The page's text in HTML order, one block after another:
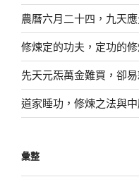
農曆六月二十四，九天
修煉定的功夫，定功的
先天元炁萬金難買，卻
道家睡功，修煉之法與
彙整